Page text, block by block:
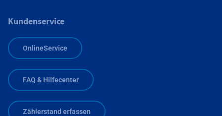
Kundenservice
OnlineService
FAQ & Hilfecenter
Zählerstand erfassen